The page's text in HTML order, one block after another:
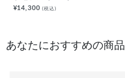
¥14,300(税込)
あなたにおすすめの商品